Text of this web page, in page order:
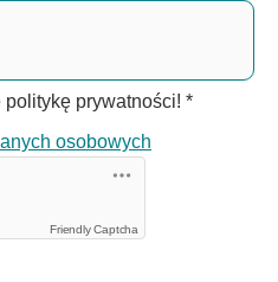
politykę prywatności! *
osobowych
Friendly Captcha